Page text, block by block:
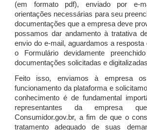
(em formato pdf), enviado por e-
orientações necessárias para seu
documentações que a empresa deve
possamos dar andamento à tratativa
envio do e-mail, aguardamos a
o Formulário devidamente
documentações solicitadas e
Feito isso, enviamos à empresa
funcionamento da plataforma e
conhecimento é de fundamental
representantes da empresa
Consumidor.gov.br, a fim de que o
tratamento adequado de suas